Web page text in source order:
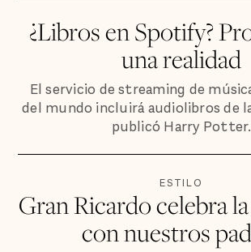
¿Libros en Spotify?
una realidad
El servicio de streaming de
del mundo incluirá audiolibros de
publicó Harry Potter.
ESTILO
Gran Ricardo celebra
con nuestros